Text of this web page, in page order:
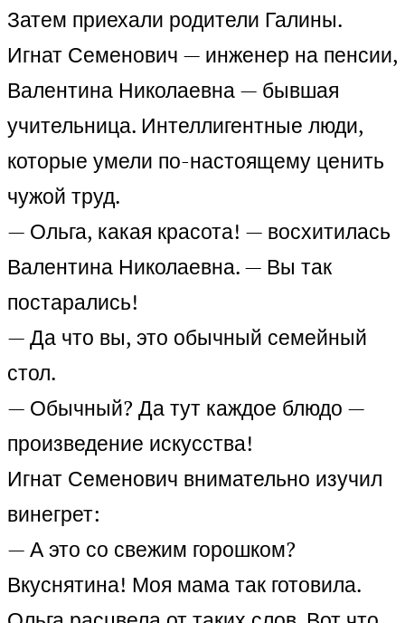
Затем приехали родители Галины.
Игнат Семенович — инженер на пенсии,
Валентина Николаевна — бывшая
учительница. Интеллигентные люди,
которые умели по-настоящему ценить
чужой труд.
— Ольга, какая красота! — восхитилась
Валентина Николаевна. — Вы так
постарались!
— Да что вы, это обычный семейный
стол.
— Обычный? Да тут каждое блюдо —
произведение искусства!
Игнат Семенович внимательно изучил
винегрет:
— А это со свежим горошком?
Вкуснятина! Моя мама так готовила.